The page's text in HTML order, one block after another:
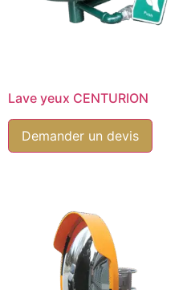
Lave yeux CENTURION
Demander un devis